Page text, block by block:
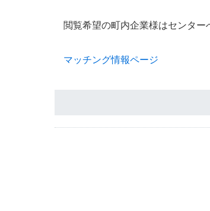
閲覧希望の町内企業様はセンター
マッチング情報ページ